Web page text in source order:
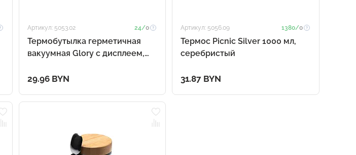
Артикул: 5053.02 24/0
Термобутылка герметичная
вакуумная Glory с дисплеем,
29.96 BYN
Артикул: 5056.09 1380/0
Термос Picnic Silver 1000 мл,
серебристый
31.87 BYN